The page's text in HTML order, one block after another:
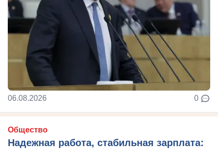
06.08.2026 0
Общество
Надежная работа, стабильная зарплата: